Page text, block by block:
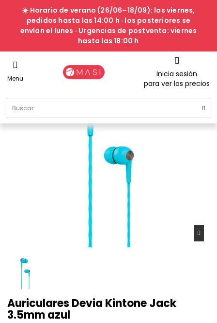
☀️ Horario de verano (26/06–18/09): los viernes,
pedidos hasta las 14:00 h · los posteriores se
envían el lunes · Urgencias de postventa: viernes
hasta las 18:00 h
Menu
Inicia sesión
para ver los precios
Auriculares Devia Kintone Jack
3.5mm azul